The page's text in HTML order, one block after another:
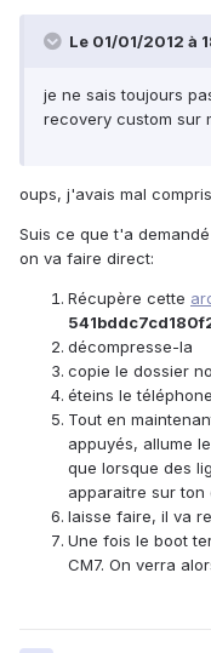
Le 01/01/2012 à
je ne sais toujours
recovery custom sur
oups, j'avais mal
Suis ce que t'a
on va faire direct:
Récupère cette
décompresse-la
copie le dossier
éteins le téléphone
Tout en
appuyés, allume
que lorsque des
apparaitre sur ton
laisse faire, il va
Une fois le boot
CM7. On verra